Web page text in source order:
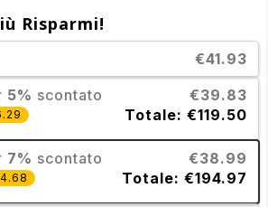
Risparmi!
€41.93
5% scontato €39.83
Totale: €119.50
7% scontato €38.99
Totale: €194.97